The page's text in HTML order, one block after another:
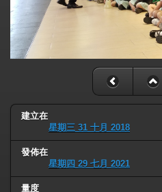
建立在
星期三 31 十月 2018
發佈在
星期四 29 七月 2021
量度